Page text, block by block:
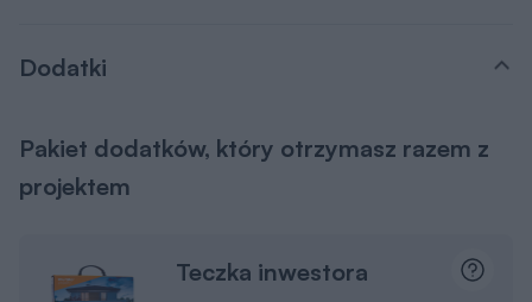
Dodatki
Pakiet dodatków, który otrzymasz razem z
projektem
Teczka inwestora